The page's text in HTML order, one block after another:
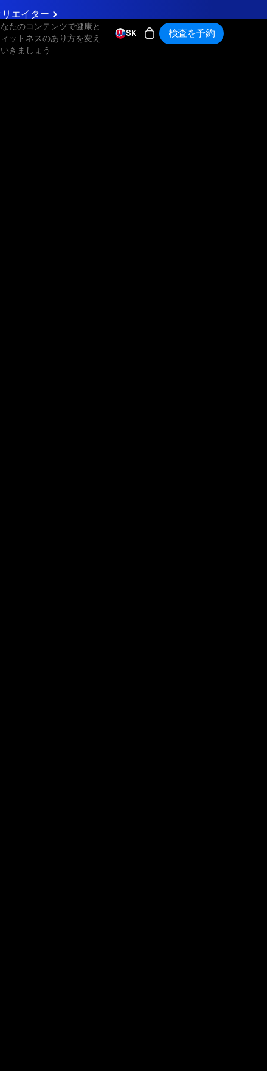
リエイター
たのコンテンツで健康と
ットネスのあり方を変え
きましょう
SK 検査を予約